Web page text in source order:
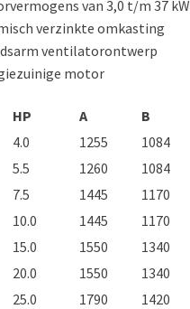
van 3,0 t/m 37 kW
verzinkte omkasting
ventilatorontwerp
motor
HP A B
4.0 1255 1084
5.5 1260 1084
7.5 1445 1170
10.0 1445 1170
15.0 1550 1340
20.0 1550 1340
25.0 1790 1420